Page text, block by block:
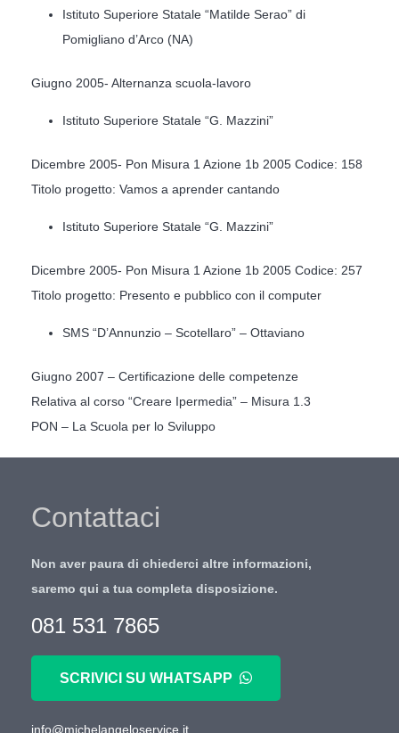
Istituto Superiore Statale “Matilde Serao” di
Pomigliano d’Arco (NA)
Giugno 2005- Alternanza scuola-lavoro
Istituto Superiore Statale “G. Mazzini”
Dicembre 2005- Pon Misura 1 Azione 1b 2005 Codice: 158
Titolo progetto: Vamos a aprender cantando
Istituto Superiore Statale “G. Mazzini”
Dicembre 2005- Pon Misura 1 Azione 1b 2005 Codice: 257
Titolo progetto: Presento e pubblico con il computer
SMS “D’Annunzio – Scotellaro” – Ottaviano
Giugno 2007 – Certificazione delle competenze
Relativa al corso “Creare Ipermedia” – Misura 1.3
PON – La Scuola per lo Sviluppo
Contattaci
Non aver paura di chiederci altre informazioni,
saremo qui a tua completa disposizione.
081 531 7865
SCRIVICI SU WHATSAPP
info@michelangeloservice.it